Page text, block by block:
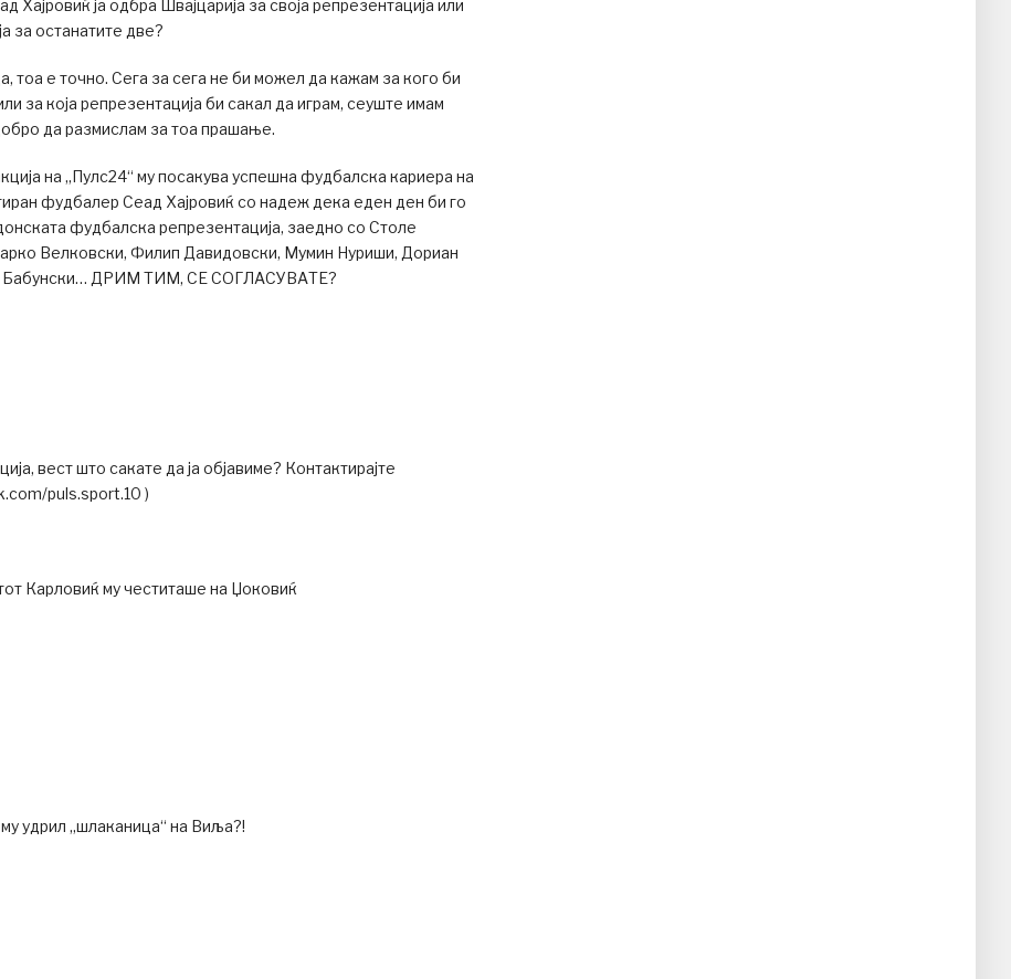
Хајровиќ ја одбра Швајцарија за своја репрезентација или
за останатите две?
тоа е точно. Сега за сега не би можел да кажам за кого би
за која репрезентација би сакал да играм, сеуште имам
да размислам за тоа прашање.
на „Пулс24“ му посакува успешна фудбалска кариера на
фудбалер Сеад Хајровиќ со надеж дека еден ден би го
фудбалска репрезентација, заедно со Столе
Велковски, Филип Давидовски, Мумин Нуриши, Дориан
Бабунски… ДРИМ ТИМ, СЕ СОГЛАСУВАТЕ?
вест што сакате да ја објавиме? Контактирајте
puls.sport.10 )
Карловиќ му честиташе на Џоковиќ
удрил „шлаканица“ на Виља?!